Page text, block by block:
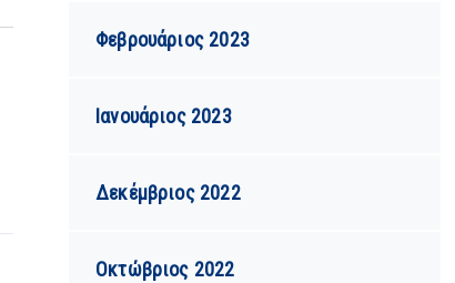
Φεβρουάριος 2023
Ιανουάριος 2023
Δεκέμβριος 2022
Οκτώβριος 2022